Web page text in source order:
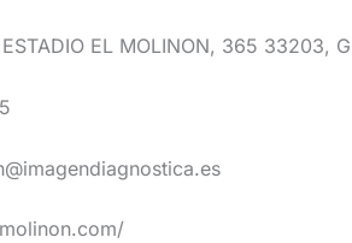
EL MOLINON, 365 33203,